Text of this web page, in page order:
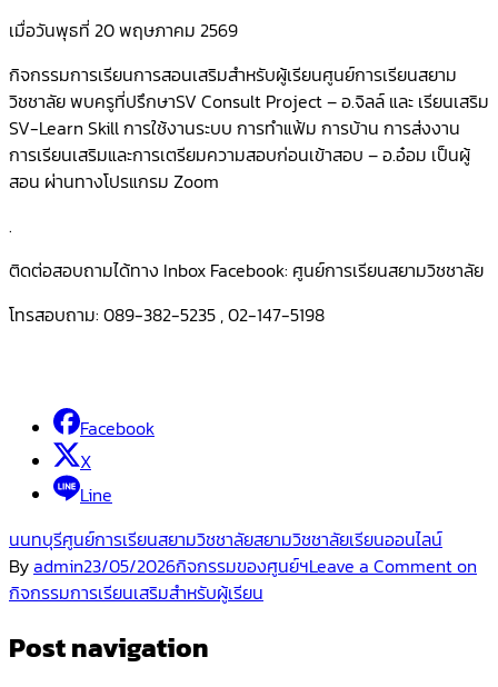
เมื่อวันพุธที่ 20 พฤษภาคม 2569
กิจกรรมการเรียนการสอนเสริมสำหรับผู้เรียนศูนย์การเรียนสยาม
วิชชาลัย พบครูที่ปรึกษาSV Consult Project – อ.จิลล์ และ เรียนเสริม
SV-Learn Skill การใช้งานระบบ การทำแฟ้ม การบ้าน การส่งงาน
การเรียนเสริมและการเตรียมความสอบก่อนเข้าสอบ – อ.อ๋อม เป็นผู้
สอน ผ่านทางโปรแกรม Zoom
.
ติดต่อสอบถามได้ทาง Inbox Facebook: ศูนย์การเรียนสยามวิชชาลัย
โทรสอบถาม: 089-382-5235 , 02-147-5198
Facebook
X
Line
นนทบุรีศูนย์การเรียนสยามวิชชาลัยสยามวิชชาลัยเรียนออนไลน์
Byadmin23/05/2026กิจกรรมของศูนย์ฯLeave a Commenton
กิจกรรมการเรียนเสริมสำหรับผู้เรียน
Post navigation